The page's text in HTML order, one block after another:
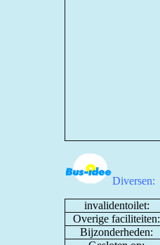
Diversen:
invalidentoilet:
Overige faciliteiten:
Bijzonderheden: